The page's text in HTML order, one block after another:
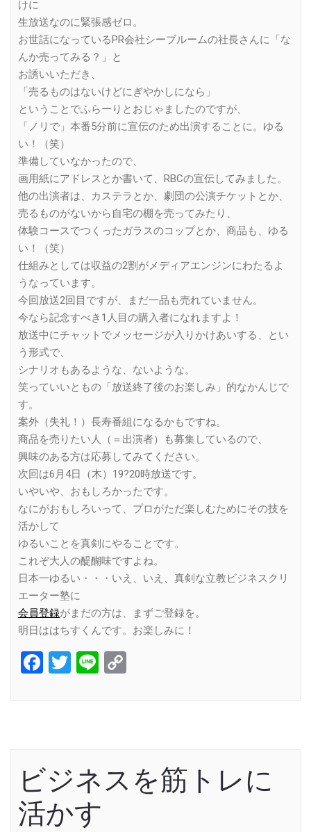
けに
生放送なのに緊張感ゼロ。
お世話になっているPR会社シーブルームの社長さんに「な
んか売ってみる？」と
お誘いいただき、
「売るものはないけどにぎやかしになら」
ということでふらーりとおじゃましたのですが、
「ノリで」本番5分前に宣伝のため出演することに。ゆる
い！（笑）
準備していなかったので、
画用紙にアドレスとか書いて、RBCの宣伝してみました。
他の出演者は、カステラとか、劇団の公演チケットとか、
売るものがないから自宅の棚を売ってみたり、
体験コースでつくったガラスのコップとか、商品も、ゆる
い！（笑）
仕組みとしては収益の2割がメディアエンジンにわたるよ
うなっています。
今回放送2回目ですが、まだ一品も売れていません。
今なら記念すべき1人目の購入者になれますよ！
放送中にチャットでメッセージが入りかけあいする、とい
う形式で、
シナリオもあるような、ないような。
笑っていいともの「放送終了後のお楽しみ」的なかんじで
す。
案外（失礼！）長寿番組になるかもですね。
商品を売りたい人（＝出演者）も募集しているので、
興味のある方は応募してみてください。
次回は6月4日（木）19?20時放送です。
いやいや、おもしろかったです。
なにがおもしろいって、プロがただ楽しむためにその技を
活かして
ゆるいことを真剣にやることです。
これぞ大人の醍醐味ですよね。
日本一ゆるい・・・いえ、いえ、真剣な立教ビジネスクリ
エーター塾に
会員登録がまだの方は、まずご登録を。
明日ははちすくんです。お楽しみに！
Facebook
Twitter
Line
ビジネスを筋トレに
活かす